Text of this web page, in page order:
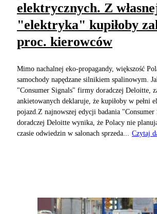
elektrycznych. Z
"elektryka" kupiłoby
proc. kierowców
Mimo nachalnej eko-propagandy, większość
samochody napędzane silnikiem spalinowym.
"Consumer Signals" firmy doradczej Deloitte,
ankietowanych deklaruje, że kupiłoby w pełni
pojazd.Z najnowszej edycji badania
doradczej Deloitte wynika, że Polacy nie
czasie odwiedzin w salonach sprzeda...
Czytaj